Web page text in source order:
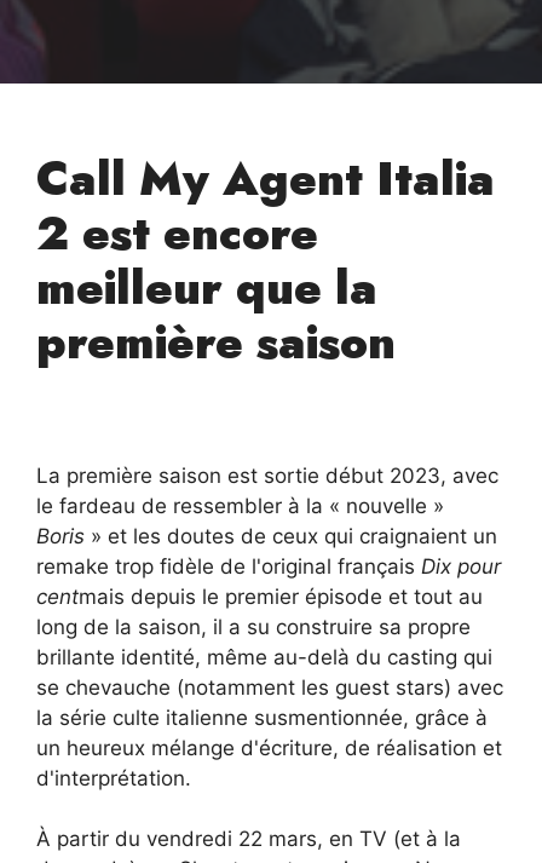
Call My Agent Italia
2 est encore
meilleur que la
première saison
La première saison est sortie début 2023, avec
le fardeau de ressembler à la « nouvelle »
Boris » et les doutes de ceux qui craignaient un
remake trop fidèle de l'original français Dix pour
centmais depuis le premier épisode et tout au
long de la saison, il a su construire sa propre
brillante identité, même au-delà du casting qui
se chevauche (notamment les guest stars) avec
la série culte italienne susmentionnée, grâce à
un heureux mélange d'écriture, de réalisation et
d'interprétation.
À partir du vendredi 22 mars, en TV (et à la